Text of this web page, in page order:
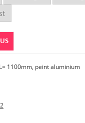
1100mm, peint aluminium